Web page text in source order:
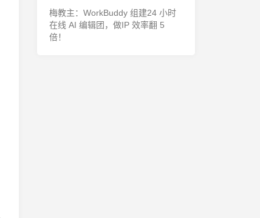
梅教主：WorkBuddy 组建24 小时
在线 AI 编辑团，做IP 效率翻 5
倍！